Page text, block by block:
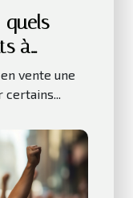
quels
à
ou la
vente une
certains...